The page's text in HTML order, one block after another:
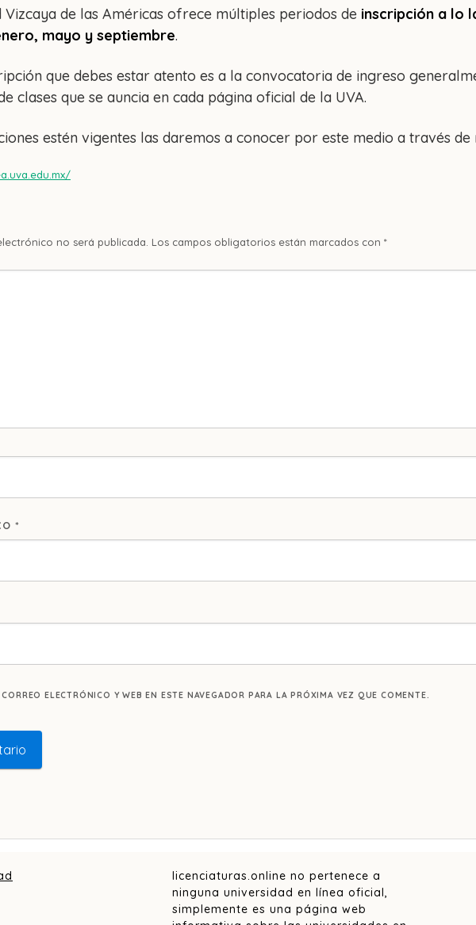
Vizcaya de las Américas ofrece múltiples periodos de inscripción a lo
mayo y septiembre.
que debes estar atento es a la convocatoria de ingreso
clases que se auncia en cada página oficial de la UVA.
estén vigentes las daremos a conocer por este medio a través
no será publicada. Los campos obligatorios están marcados con *
*
ELECTRÓNICO Y WEB EN ESTE NAVEGADOR PARA LA PRÓXIMA VEZ QUE COMENTE.
licenciaturas.online no pertenece a
ninguna universidad en línea oficial,
simplemente es una página web